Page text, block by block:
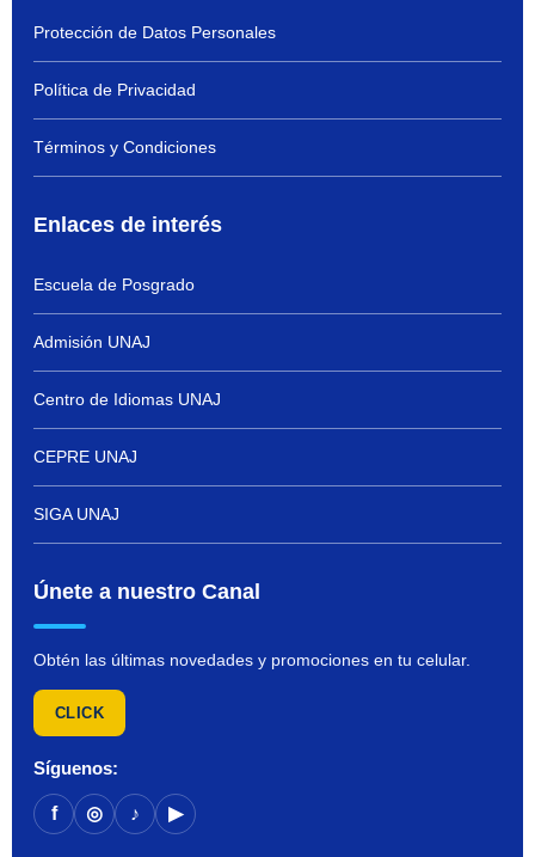
Protección de Datos Personales
Política de Privacidad
Términos y Condiciones
Enlaces de interés
Escuela de Posgrado
Admisión UNAJ
Centro de Idiomas UNAJ
CEPRE UNAJ
SIGA UNAJ
Únete a nuestro Canal
Obtén las últimas novedades y promociones en tu celular.
CLICK
Síguenos:
f ◎ ♪ ▶